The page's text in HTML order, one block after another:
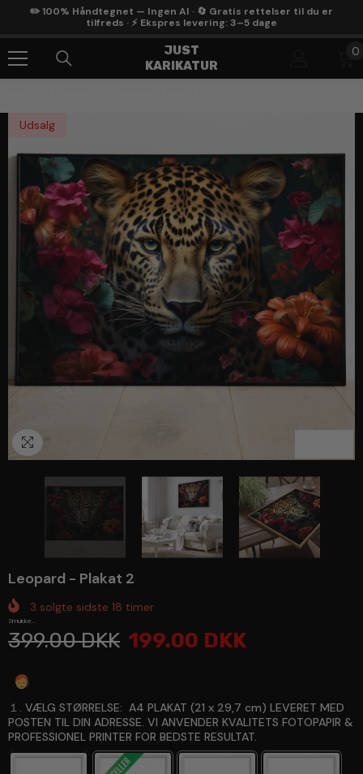
Gå Til Indhold
✏️ 100% Håndtegnet — Ingen AI · 🔄 Gratis rettelser til du er
tilfreds · ⚡ Ekspres levering: 3–5 dage
JUST
KARIKATUR
0
0
Udsalg
Leopard - Plakat 2
3 solgte sidste 18 timer
Smukke...
399.00 DKK 199.00 DKK
１. VÆLG STØRRELSE: A4 PLAKAT (21 x 29,7 cm) LEVERET MED
POSTEN TIL DIN ADRESSE. VI ANVENDER KVALITETS FOTOPAPIR &
PROFESSIONEL PRINTER FOR BEDSTE RESULTAT.